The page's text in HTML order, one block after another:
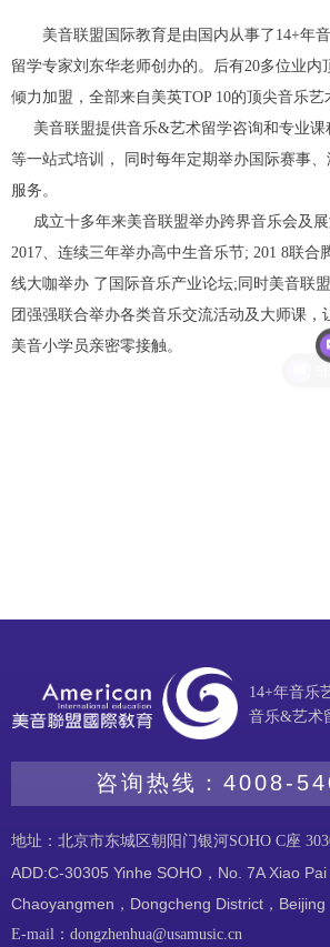
美音联盟国际教育是由国内从事了14+年
留学专家刘东华老师创办的。后有20多位业内
倾力加盟，全部来自美英TOP 10的顶尖音乐艺
美音联盟提供音乐&艺术留学咨询和专业课
等一站式培训， 同时每年定期举办国际赛事
服务。
成立十多年来美音联盟举办跨界音乐会及展
2017、连续三年举办高中生音乐节; 201 8联合
线大咖举办 了国际音乐产业论坛;同时美音联
团强强联合举办各类音乐交流活动及大师课，
美音小学员亲密零接触。
14+年音乐
音乐&艺术
咨询热线： 4008-
地址：北京市东城区朝阳门银河SOHO C座
ADD:C-30305 Yinhe SOHO，No. 7A Xiao Pai
Chaoyangmen，Dongcheng District，Beijing
E-mail：dongzhenhua@usamusic.cn